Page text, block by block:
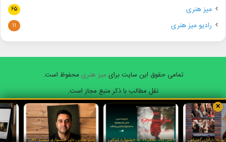
میز هنری ۶۵
رادیو میز هنری ۱۱
تمامی حقوق این سایت برای میز هنری محفوظ است.
نقل مطالب با ذکر منبع مجاز است.
فیسبوکایکسیوتیوباینستاگرامواتس
✕
«مثل یک معجزه» به جشنواره ایتالیایی راه یافت «کلاسیک‌های کانون» با ادای احترام به واروژ کریم‌مسیحی برگزار شد